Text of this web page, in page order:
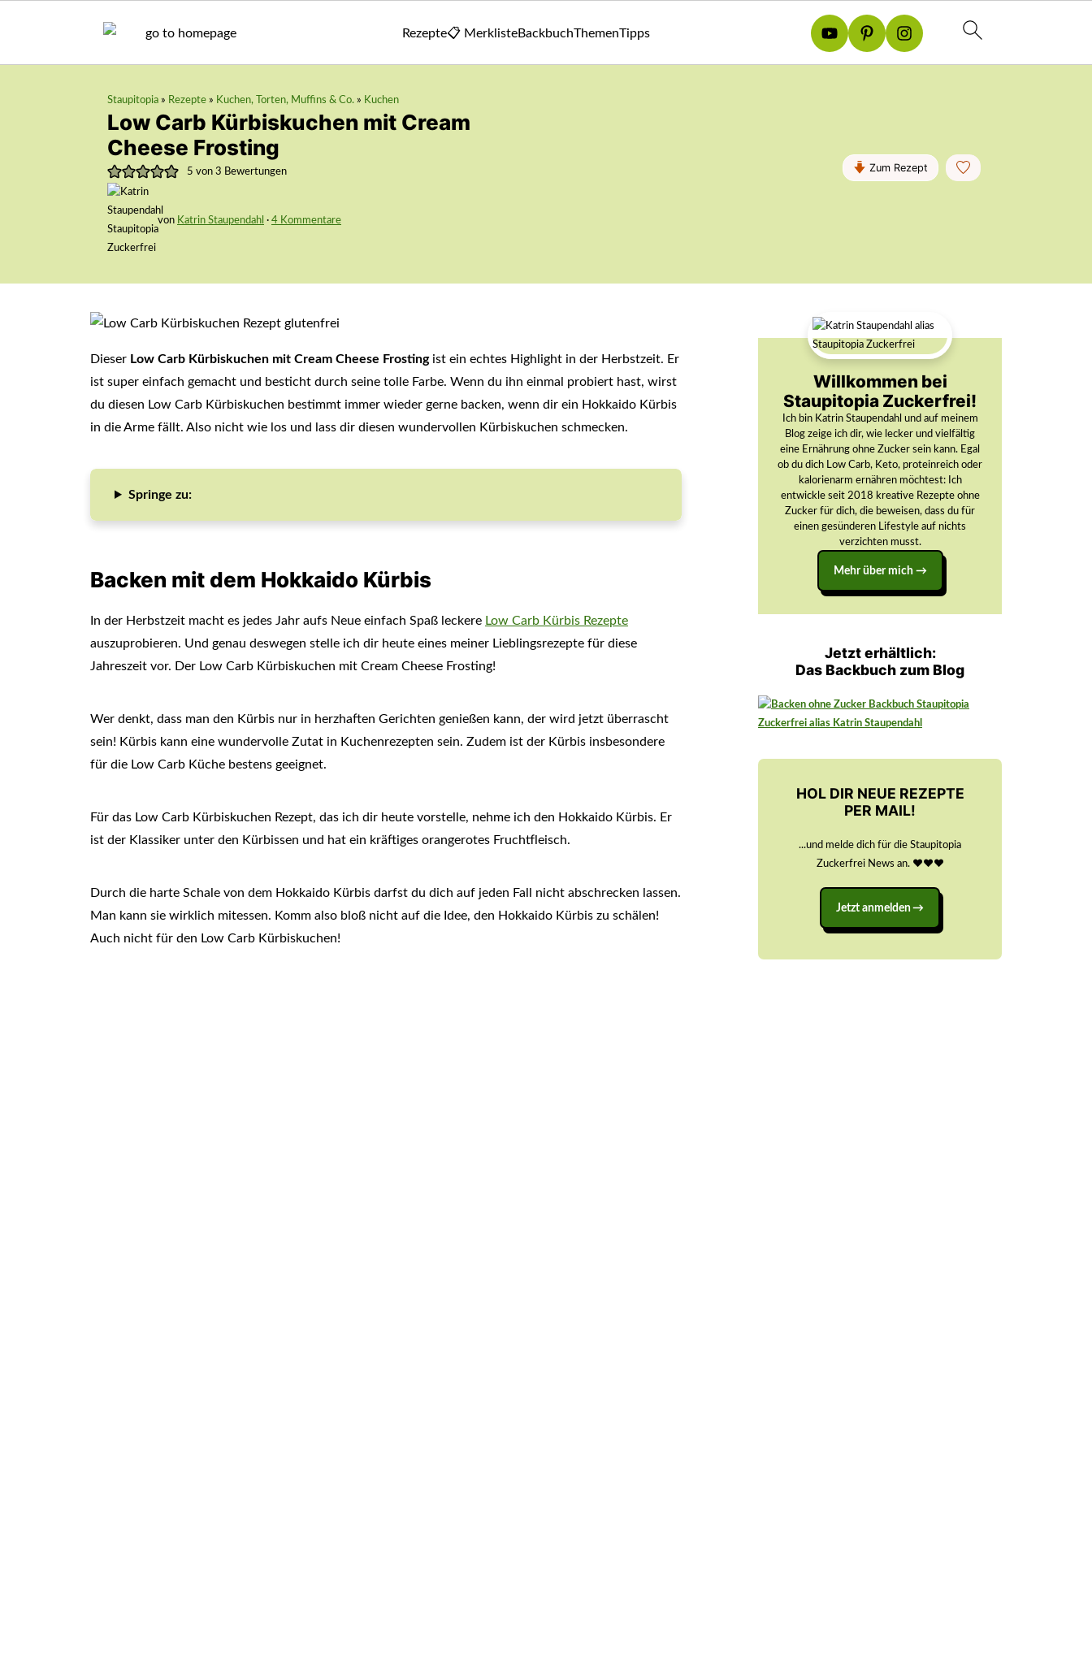
Rezepte📋 MerklisteBackbuchThemenTipps
Staupitopia » Rezepte » Kuchen, Torten, Muffins & Co. » Kuchen
Low Carb Kürbiskuchen mit Cream
Cheese Frosting
5 von 3 Bewertungen
von Katrin Staupendahl · 4 Kommentare
Zum Rezept
Dieser Low Carb Kürbiskuchen mit Cream Cheese Frostingist ein echtes Highlight in der Herbstzeit. Er
ist super einfach gemacht und besticht durch seine tolle Farbe. Wenn du ihn einmal probiert hast, wirst
du diesen Low Carb Kürbiskuchen bestimmt immer wieder gerne backen, wenn dir ein Hokkaido Kürbis
in die Arme fällt. Also nicht wie los und lass dir diesen wundervollen Kürbiskuchen schmecken.
Springe zu:
Backen mit dem Hokkaido Kürbis
In der Herbstzeit macht es jedes Jahr aufs Neue einfach Spaß leckere Low Carb Kürbis Rezepte
auszuprobieren. Und genau deswegen stelle ich dir heute eines meiner Lieblingsrezepte für diese
Jahreszeit vor. Der Low Carb Kürbiskuchen mit Cream Cheese Frosting!
Wer denkt, dass man den Kürbis nur in herzhaften Gerichten genießen kann, der wird jetzt überrascht
sein! Kürbis kann eine wundervolle Zutat in Kuchenrezepten sein. Zudem ist der Kürbis insbesondere
für die Low Carb Küche bestens geeignet.
Für das Low Carb Kürbiskuchen Rezept, das ich dir heute vorstelle, nehme ich den Hokkaido Kürbis. Er
ist der Klassiker unter den Kürbissen und hat ein kräftiges orangerotes Fruchtfleisch.
Durch die harte Schale von dem Hokkaido Kürbis darfst du dich auf jeden Fall nicht abschrecken lassen.
Man kann sie wirklich mitessen. Komm also bloß nicht auf die Idee, den Hokkaido Kürbis zu schälen!
Auch nicht für den Low Carb Kürbiskuchen!
Willkommen bei
Staupitopia Zuckerfrei!
Ich bin Katrin Staupendahl und auf meinem
Blog zeige ich dir, wie lecker und vielfältig
eine Ernährung ohne Zucker sein kann. Egal
ob du dich Low Carb, Keto, proteinreich oder
kalorienarm ernähren möchtest: Ich
entwickle seit 2018 kreative Rezepte ohne
Zucker für dich, die beweisen, dass du für
einen gesünderen Lifestyle auf nichts
verzichten musst.
Mehr über mich →
Jetzt erhältlich:
Das Backbuch zum Blog
HOL DIR NEUE REZEPTE
PER MAIL!
...und melde dich für die Staupitopia
Zuckerfrei News an. ♥️♥️♥️
Jetzt anmelden